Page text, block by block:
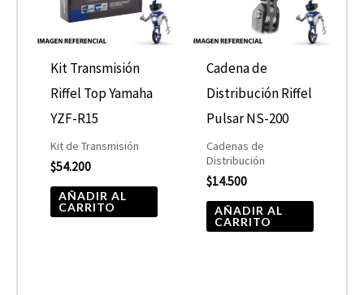
Kit Transmisión
Riffel Top Yamaha
YZF-R15
Kit de Transmisión
$54.200
AÑADIR AL
CARRITO
Cadena de
Distribución Riffel
Pulsar NS-200
Cadenas de
Distribución
$14.500
AÑADIR AL
CARRITO